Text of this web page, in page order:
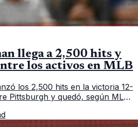
llega a 2,500 hits y
los activos en MLB
los 2,500 hits en la victoria 12-
Pittsburgh y quedó, según MLB,